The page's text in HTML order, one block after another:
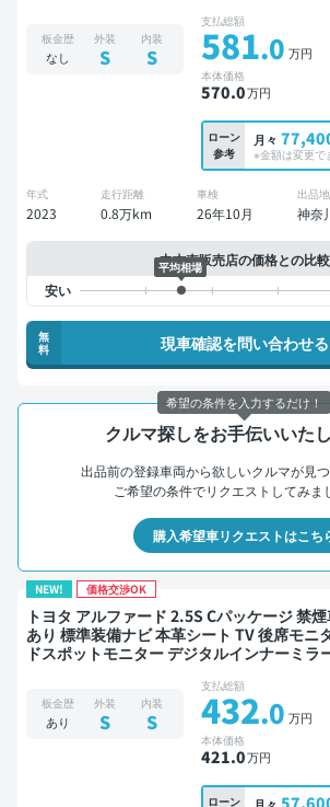
ラ ドライブレコーダー 衝突軽減 両側電動ス
人乗り
板金歴
なし
外装
S
内装
S
支払総額
581.0 万円
本体価格
570.0万円
ローン
参考
月々
※金額は変更で
年式
2023
走行距離
0.8万km
車検
26年10月
出品
神奈
中古車販売店の価格との比較
平均相場
無
料
現車確認を問い合わせる
クルマ探しをお手伝いいたし
出品前の登録車両から欲しいクルマが見
ご希望の条件でリクエストしてみま
購入希望車リクエストはこち
NEW! 価格交渉OK
トヨタ アルファード 2.5S Cパッケージ 禁煙車 整備記録簿
あり 標準装備ナビ 本革シート TV 後席モニ
ドスポットモニター デジタルインナーミラ
ーフ 電動バックドア バックモニター ドライ
社外アルミ 衝突軽減 両側電動スライドドア
板金歴
あり
外装
S
内装
S
支払総額
432.0 万円
本体価格
421.0万円
ローン
希望の条件を入力するだけ！